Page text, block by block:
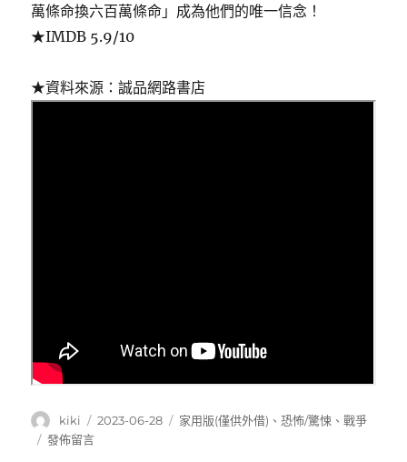
萬條命換六百萬條命」成為他們的唯一信念！
★IMDB 5.9/10
★資料來源：誠品網路書店
作
者
kiki
發
2023-06-28
分
家用版(僅供外借) 、恐怖/驚悚 、 戰爭
在
發佈留言